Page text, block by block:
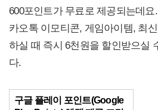
600포인트가 무료로 제공되는데
카오톡 이모티콘, 게임아이템, 최
하실 때 즉시 6천원을 할인받으실
다.
구글 플레이 포인트(Google